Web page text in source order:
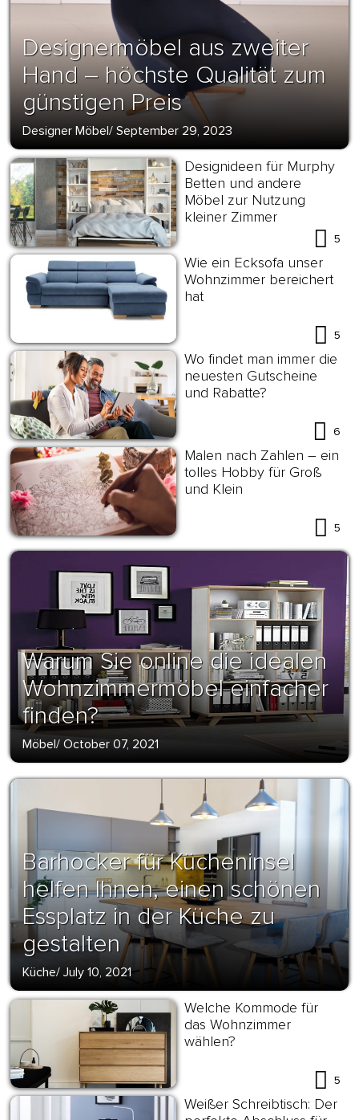
Designermöbel aus zweiter
Hand – höchste Qualität zum
günstigen Preis
Designer Möbel/ September 29, 2023
Designideen für Murphy
Betten und andere
Möbel zur Nutzung
kleiner Zimmer
5
Wie ein Ecksofa unser
Wohnzimmer bereichert
hat
5
Wo findet man immer die
neuesten Gutscheine
und Rabatte?
6
Malen nach Zahlen – ein
tolles Hobby für Groß
und Klein
5
Warum Sie online die idealen
Wohnzimmermöbel einfacher
finden?
Möbel/ October 07, 2021
Barhocker für Kücheninsel
helfen Ihnen, einen schönen
Essplatz in der Küche zu
gestalten
Küche/ July 10, 2021
Welche Kommode für
das Wohnzimmer
wählen?
5
Weißer Schreibtisch: Der